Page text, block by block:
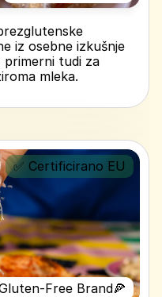
iz osebne izkušnje
primerni tudi za
mleka.
Free Brand🍕
✅ Certificirano EU